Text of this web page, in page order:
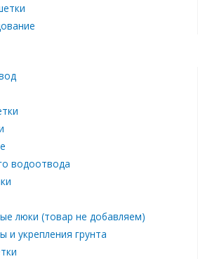
водоотвода
люки (товар не добавляем)
укрепления грунта